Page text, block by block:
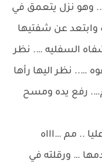
وهو نزل يتعمق في
وابتعد عن شفتيها
السفليه …. نظر
….. نظر اليها رأها
رفع يده ومسح
.. مم …اااه
… ورقلته في